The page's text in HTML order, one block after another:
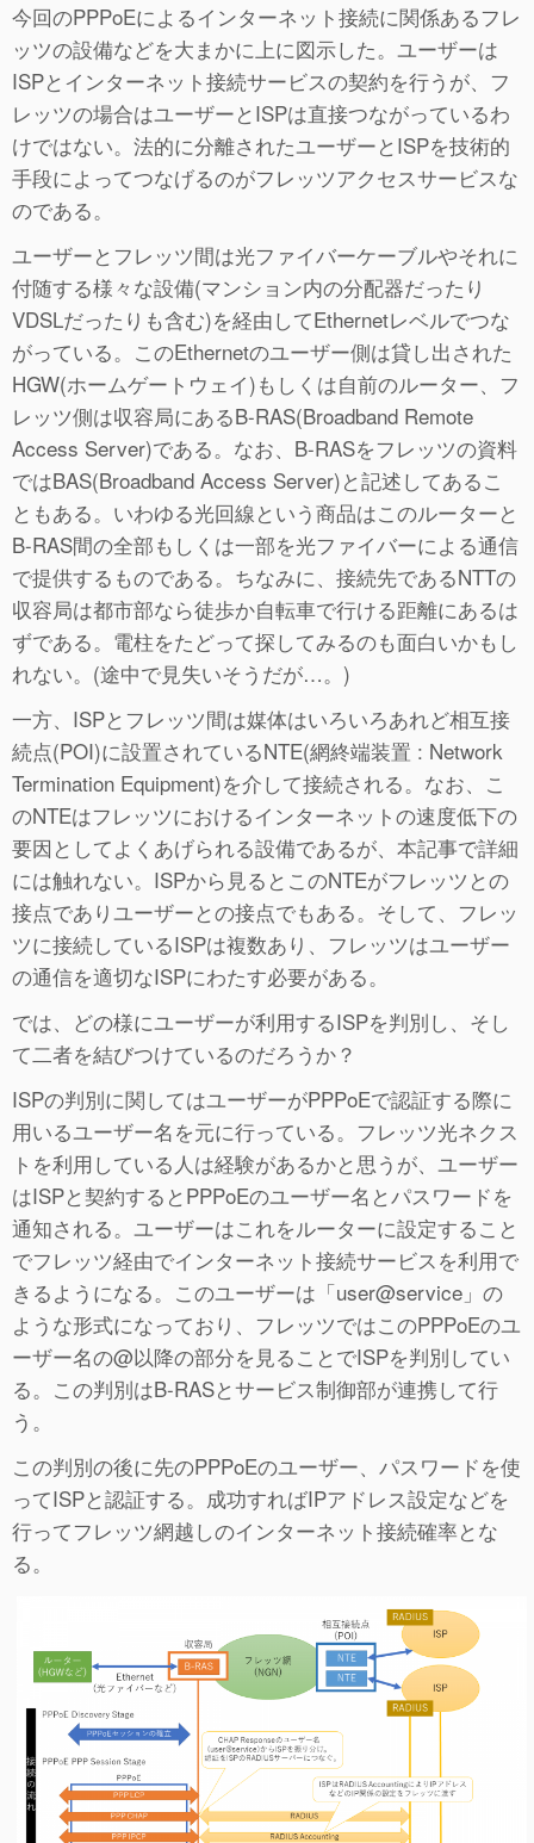
今回のPPPoEによるインターネット接続に関係あるフレ
ッツの設備などを大まかに上に図示した。ユーザーは
ISPとインターネット接続サービスの契約を行うが、フ
レッツの場合はユーザーとISPは直接つながっているわ
けではない。法的に分離されたユーザーとISPを技術的
手段によってつなげるのがフレッツアクセスサービスな
のである。
ユーザーとフレッツ間は光ファイバーケーブルやそれに
付随する様々な設備(マンション内の分配器だったり
VDSLだったりも含む)を経由してEthernetレベルでつな
がっている。このEthernetのユーザー側は貸し出された
HGW(ホームゲートウェイ)もしくは自前のルーター、フ
レッツ側は収容局にあるB-RAS(Broadband Remote
Access Server)である。なお、B-RASをフレッツの資料
ではBAS(Broadband Access Server)と記述してあるこ
ともある。いわゆる光回線という商品はこのルーターと
B-RAS間の全部もしくは一部を光ファイバーによる通信
で提供するものである。ちなみに、接続先であるNTTの
収容局は都市部なら徒歩か自転車で行ける距離にあるは
ずである。電柱をたどって探してみるのも面白いかもし
れない。(途中で見失いそうだが…。)
一方、ISPとフレッツ間は媒体はいろいろあれど相互接
続点(POI)に設置されているNTE(網終端装置 : Network
Termination Equipment)を介して接続される。なお、こ
のNTEはフレッツにおけるインターネットの速度低下の
要因としてよくあげられる設備であるが、本記事で詳細
には触れない。ISPから見るとこのNTEがフレッツとの
接点でありユーザーとの接点でもある。そして、フレッ
ツに接続しているISPは複数あり、フレッツはユーザー
の通信を適切なISPにわたす必要がある。
では、どの様にユーザーが利用するISPを判別し、そし
て二者を結びつけているのだろうか？
ISPの判別に関してはユーザーがPPPoEで認証する際に
用いるユーザー名を元に行っている。フレッツ光ネクス
トを利用している人は経験があるかと思うが、ユーザー
はISPと契約するとPPPoEのユーザー名とパスワードを
通知される。ユーザーはこれをルーターに設定すること
でフレッツ経由でインターネット接続サービスを利用で
きるようになる。このユーザーは「user@service」の
ような形式になっており、フレッツではこのPPPoEのユ
ーザー名の@以降の部分を見ることでISPを判別してい
る。この判別はB-RASとサービス制御部が連携して行
う。
この判別の後に先のPPPoEのユーザー、パスワードを使
ってISPと認証する。成功すればIPアドレス設定などを
行ってフレッツ網越しのインターネット接続確率とな
る。